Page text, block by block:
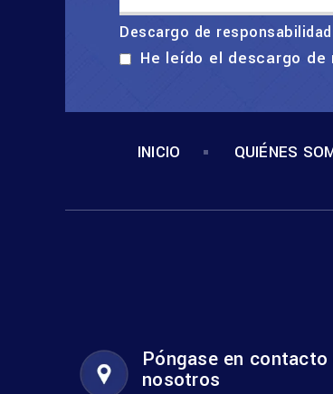
Descargo de responsabilidad
He leído el descargo
INICIO QUIÉNES
Póngase en contacto
nosotros